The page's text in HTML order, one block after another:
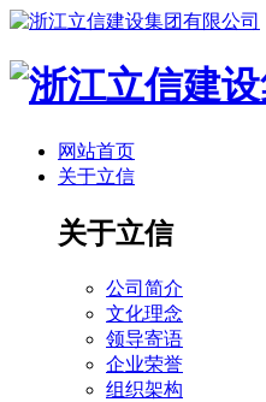
网站首页
关于立信
关于立信
公司简介
文化理念
领导寄语
企业荣誉
组织架构